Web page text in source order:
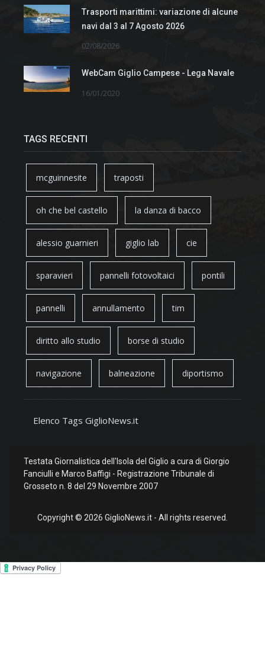
Trasporti marittimi: variazione di alcune
navi dal 3 al 7 Agosto 2026
02/08/2026
WebCam Giglio Campese - Lega Navale
16/01/2020
TAGS RECENTI
mcguinnesite traposti
oh che bel castello la danza di bacco
alessio guarnieri giglio lab cie
sparavieri pannelli fotovoltaici pontili
pannelli annullamento tim
diritto allo studio borse di studio
navigazione balneazione diportismo
Elenco Tags GiglioNews.it
Testata Giornalistica dell'Isola del Giglio a cura di Giorgio
Fanciulli e Marco Baffigi - Registrazione Tribunale di
Grosseto n. 8 del 29 Novembre 2007
Copyright © 2026 GiglioNews.it - All rights reserved.